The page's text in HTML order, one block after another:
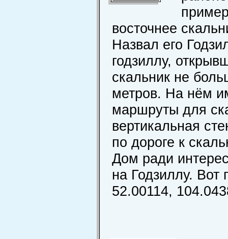
восточнее
Назвал его
годзиллу,
скальник не
метров. На нём
маршруты для
вертикальная
по дороге к
Дом ради
на Годзиллу.
52.00114,